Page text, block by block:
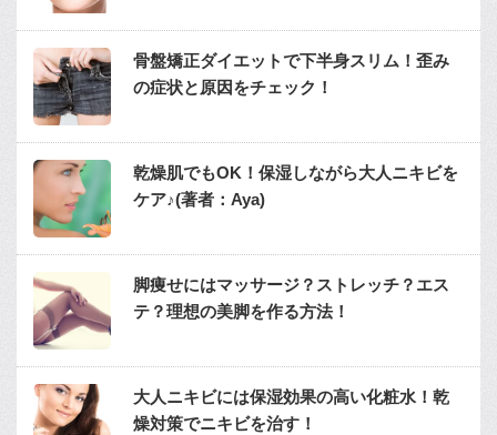
骨盤矯正ダイエットで下半身スリム！歪み
の症状と原因をチェック！
乾燥肌でもOK！保湿しながら大人ニキビを
ケア♪(著者：Aya)
脚痩せにはマッサージ？ストレッチ？エス
テ？理想の美脚を作る方法！
大人ニキビには保湿効果の高い化粧水！乾
燥対策でニキビを治す！